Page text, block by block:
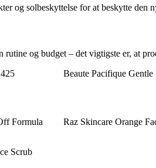
og solbeskyttelse for at beskytte den
og budget – det vigtigste er, at
Beaute Pacifique
Formula
Raz Skincare Orange
Scrub